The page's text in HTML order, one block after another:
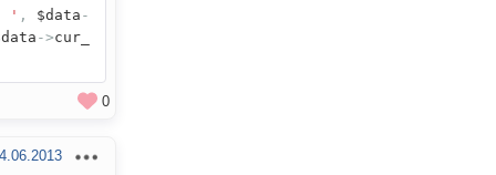
' , $data -
->cur_
0